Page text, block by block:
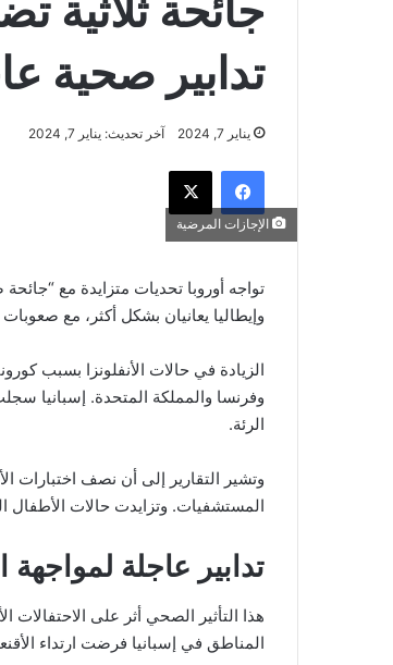
جائحة ثلاثية
تدابير صحية
يناير 7, 2024 آخر تحديث: يناير 7, 2024
فيسبوك ‫X
الإجازات المرضية
تواجه أوروبا تحديات متزايدة مع
وإيطاليا يعانيان بشكل أكثر، مع
الزيادة في حالات الأنفلونزا بسبب
الرئة.
وتشير التقارير إلى أن نصف اختبارات
المستشفيات. وتزايدت حالات الأطفال
تدابير عاجلة لمواجهة
هذا التأثير الصحي أثر على
المناطق في إسبانيا فرضت ارتداء